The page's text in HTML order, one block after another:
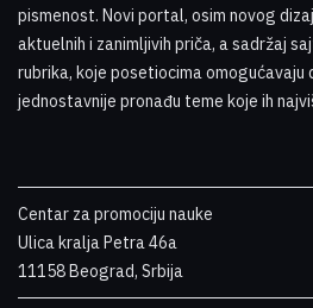
pismenost. Novi portal, osim novog
aktuelnih i zanimljivih priča, a sadržaj
rubrika, koje posetiocima omogućavaju
jednostavnije pronađu teme koje ih
Centar za promociju nauke
Ulica kralja Petra 46a
11158 Beograd, Srbija